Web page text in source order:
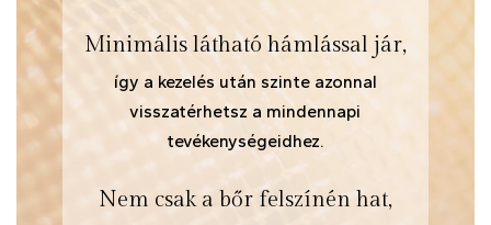
Minimális látható hámlással jár,
így a kezelés után szinte azonnal
visszatérhetsz a mindennapi
tevékenységeidhez.
Nem csak a bőr felszínén hat,